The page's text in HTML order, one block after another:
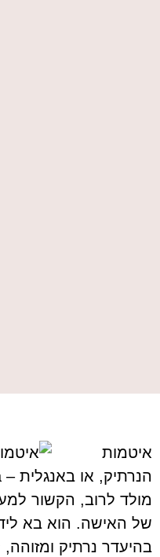
איטמות
מולד לרוב, הקשור
של האישה. הוא בא לידי
בהיעדר נרתיק